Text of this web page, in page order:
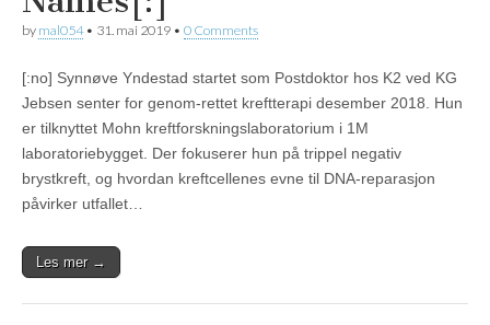
by mal054• 31. mai 2019 • 0 Comments
[:no] Synnøve Yndestad startet som Postdoktor hos K2 ved KG
Jebsen senter for genom-rettet kreftterapi desember 2018. Hun
er tilknyttet Mohn kreftforskningslaboratorium i 1M
laboratoriebygget. Der fokuserer hun på trippel negativ
brystkreft, og hvordan kreftcellenes evne til DNA-reparasjon
påvirker utfallet…
Les mer →